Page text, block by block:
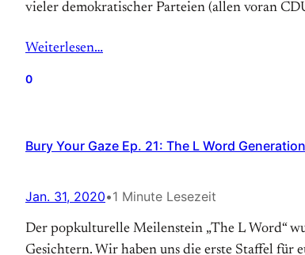
vieler demokratischer Parteien (allen voran
Weiterlesen…
0
Bury Your Gaze Ep. 21: The L Word
Jan. 31, 2020•1 Minute Lesezeit
Der popkulturelle Meilenstein „The L Word“
Gesichtern. Wir haben uns die erste Staffel für